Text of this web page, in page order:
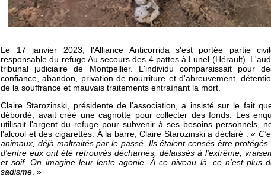
Le 17 janvier 2023, l'Alliance Anticorrida s'est portée partie
responsable du refuge Au secours des 4 pattes à Lunel (Hérault).
tribunal judiciaire de Montpellier. L'individu comparaissait pour
confiance, abandon, privation de nourriture et d'abreuvement,
de la souffrance et mauvais traitements entraînant la mort.
Claire Starozinski, présidente de l'association, a insisté sur le fait
débordé, avait créé une cagnotte pour collecter des fonds. Les
utilisait l'argent du refuge pour subvenir à ses besoins personnels,
l'alcool et des cigarettes. À la barre, Claire Starozinski a déclaré : «
animaux, déjà maltraités par le passé. Ils étaient censés être
d'entre eux ont été retrouvés décharnés, délaissés à l'extrême,
et soif. On imagine leur lente agonie. À ce niveau là, ce n'est plus
sadisme . »